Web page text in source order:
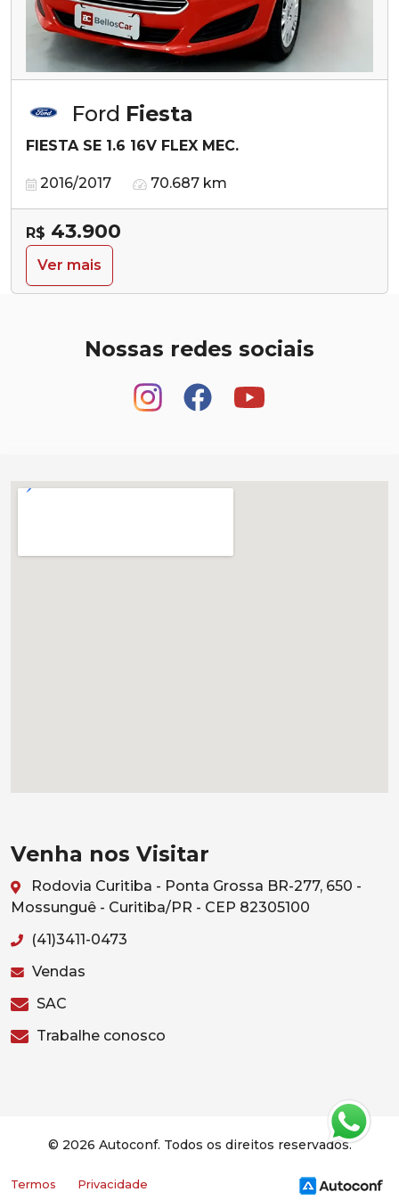
Ford Fiesta
FIESTA SE 1.6 16V FLEX MEC.
2016/2017 70.687 km
R$ 43.900
Ver mais
Nossas redes sociais
Venha nos Visitar
Rodovia Curitiba - Ponta Grossa BR-277, 650 -
Mossunguê - Curitiba/PR - CEP 82305100
(41)3411-0473
Vendas
SAC
Trabalhe conosco
© 2026 Autoconf. Todos os direitos reservados.
Termos Privacidade